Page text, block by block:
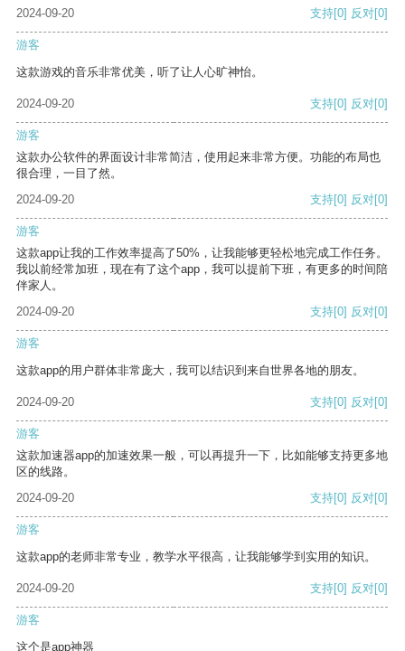
2024-09-20 支持[0] 反对[0]
游客
这款游戏的音乐非常优美，听了让人心旷神怡。
2024-09-20 支持[0] 反对[0]
游客
这款办公软件的界面设计非常简洁，使用起来非常方便。功能的布局也
很合理，一目了然。
2024-09-20
支持[0] 反对[0]
游客
这款app让我的工作效率提高了50%，让我能够更轻松地完成工作任务。
我以前经常加班，现在有了这个app，我可以提前下班，有更多的时间陪
伴家人。
2024-09-20
支持[0] 反对[0]
游客
这款app的用户群体非常庞大，我可以结识到来自世界各地的朋友。
2024-09-20 支持[0] 反对[0]
游客
这款加速器app的加速效果一般，可以再提升一下，比如能够支持更多地
区的线路。
2024-09-20
支持[0] 反对[0]
游客
这款app的老师非常专业，教学水平很高，让我能够学到实用的知识。
2024-09-20 支持[0] 反对[0]
游客
这个是app神器